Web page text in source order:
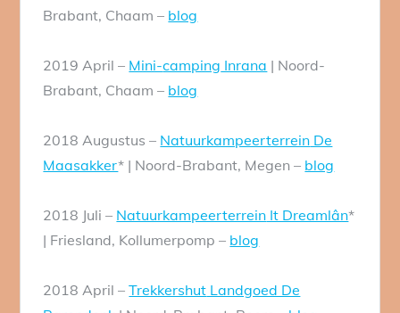
Brabant, Chaam – blog
2019 April – Mini-camping Inrana | Noord-
Brabant, Chaam – blog
2018 Augustus – Natuurkampeerterrein De
Maasakker* | Noord-Brabant, Megen – blog
2018 Juli – Natuurkampeerterrein It Dreamlân*
| Friesland, Kollumerpomp – blog
2018 April –Trekkershut Landgoed De